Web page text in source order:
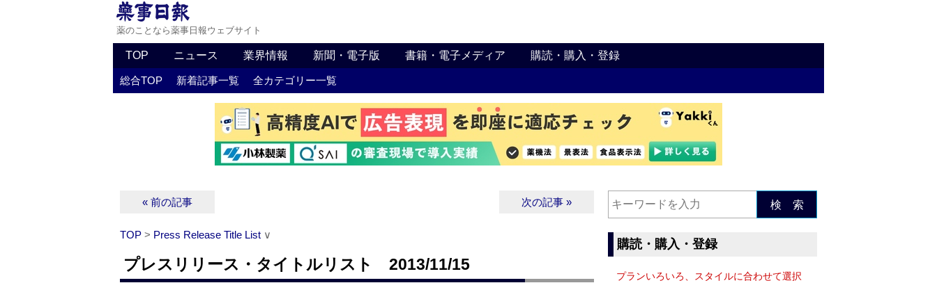
薬のことなら薬事日報ウェブサイト
TOP ニュース 業界情報 新聞・電子版 書籍・電子メディア 購読・購入・登録
総合TOP 新着記事一覧 全カテゴリー一覧
« 前の記事 次の記事 »
TOP > Press Release Title List ∨
プレスリリース・タイトルリスト 2013/11/15
検 索
購読・購入・登録
プランいろいろ、スタイルに合わせて選択